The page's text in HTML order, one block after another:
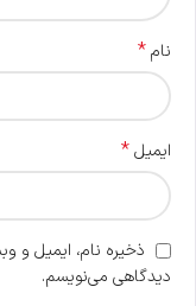
نام*
ایمیل*
ذخیره نام، ایمیل و
دیدگاهی می‌نویسم.